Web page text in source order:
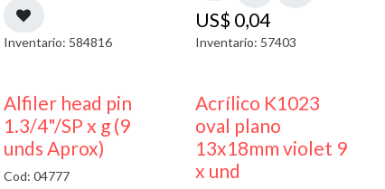
Inventario: 584816
US$ 0,04
Inventario: 57403
50% DESCUENTO
Alfiler head pin
1.3/4"/SP x g (9
unds Aprox)
Cod: 04777 50% DESCUENTO
Acrílico K1023
oval plano
13x18mm violet 9
x und